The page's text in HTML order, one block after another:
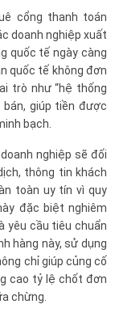
cổng thanh toán
doanh nghiệp xuất
quốc tế ngày càng
quốc tế không đơn
trò như “hệ thống
giúp tiền được
bạch.
nghiệp sẽ đối
thông tin khách
toàn uy tín vì quy
đặc biệt nghiêm
yêu cầu tiêu chuẩn
hàng này, sử dụng
chỉ giúp củng cố
cao tỷ lệ chốt đơn
chừng.